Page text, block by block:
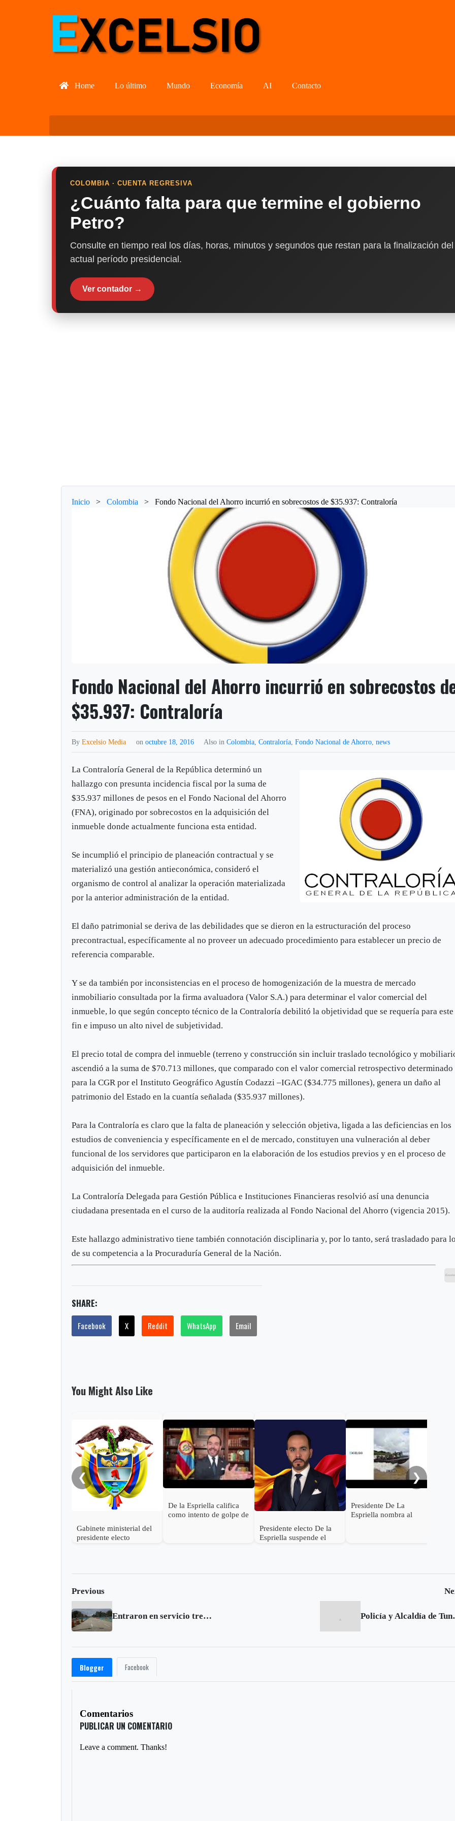
Home Lo último Mundo Economía AI Contacto
COLOMBIA · CUENTA REGRESIVA
¿Cuánto falta para que termine el gobierno
Petro?
Consulte en tiempo real los días, horas, minutos y segundos que restan para la finalización del
actual período presidencial.
Ver contador →
Inicio > Colombia > Fondo Nacional del Ahorro incurrió en sobrecostos de $35.937: Contraloría
Fondo Nacional del Ahorro incurrió en sobrecostos
$35.937: Contraloría
ByExcelsio Media onoctubre 18, 2016 Also inColombia ,Contraloría ,Fondo Nacional de Ahorro ,news
La Contraloría General de la República determinó un
hallazgo con presunta incidencia fiscal por la suma de
$35.937 millones de pesos en el Fondo Nacional del Ahorro
(FNA), originado por sobrecostos en la adquisición del
inmueble donde actualmente funciona esta entidad.
Se incumplió el principio de planeación contractual y se
materializó una gestión antieconómica, consideró el
organismo de control al analizar la operación materializada
por la anterior administración de la entidad.
El daño patrimonial se deriva de las debilidades que se dieron en la estructuración del proceso
precontractual, específicamente al no proveer un adecuado procedimiento para establecer un precio de
referencia comparable.
Y se da también por inconsistencias en el proceso de homogenización de la muestra de mercado
inmobiliario consultada por la firma avaluadora (Valor S.A.) para determinar el valor comercial del
inmueble, lo que según concepto técnico de la Contraloría debilitó la objetividad que se requería para este
fin e impuso un alto nivel de subjetividad.
El precio total de compra del inmueble (terreno y construcción sin incluir traslado tecnológico y
ascendió a la suma de $70.713 millones, que comparado con el valor comercial retrospectivo determinado
para la CGR por el Instituto Geográfico Agustín Codazzi –IGAC ($34.775 millones), genera un daño al
patrimonio del Estado en la cuantía señalada ($35.937 millones).
Para la Contraloría es claro que la falta de planeación y selección objetiva, ligada a las deficiencias en los
estudios de conveniencia y específicamente en el de mercado, constituyen una vulneración al deber
funcional de los servidores que participaron en la elaboración de los estudios previos y en el proceso de
adquisición del inmueble.
La Contraloría Delegada para Gestión Pública e Instituciones Financieras resolvió así una denuncia
ciudadana presentada en el curso de la auditoría realizada al Fondo Nacional del Ahorro (vigencia 2015).
Este hallazgo administrativo tiene también connotación disciplinaria y, por lo tanto, será trasladado para
de su competencia a la Procuraduría General de la Nación.
SHARE:
Facebook X Reddit WhatsApp Email
You Might Also Like
❮
Gabinete ministerial del
presidente electo
De la Espriella califica
como intento de golpe de
Presidente electo De la
Espriella suspende el
Presidente De La
Espriella nombra al
❯
Previous
Entraron en servicio tres carriles de la carrera 9 con calle 94 en Bogotá Policía y
Blogger Facebook
Comentarios
PUBLICAR UN COMENTARIO
Leave a comment. Thanks!